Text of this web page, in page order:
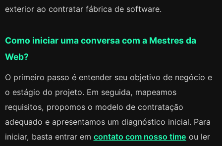
exterior ao contratar fábrica de software.
Como iniciar uma conversa com a Mestres da
Web?
O primeiro passo é entender seu objetivo de negócio e
o estágio do projeto. Em seguida, mapeamos
requisitos, propomos o modelo de contratação
adequado e apresentamos um diagnóstico inicial. Para
iniciar, basta entrar em contato com nosso time ou ler